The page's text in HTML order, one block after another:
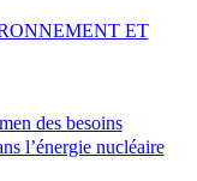
des besoins
l’énergie nucléaire
ET